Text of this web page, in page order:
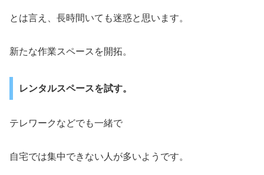
とは言え、長時間いても迷惑と思います。
新たな作業スペースを開拓。
レンタルスペースを試す。
テレワークなどでも一緒で
自宅では集中できない人が多いようです。